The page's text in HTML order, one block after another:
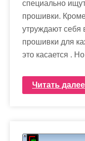
специально
прошивки.
утруждают себя
прошивки для
это касается .
Читать